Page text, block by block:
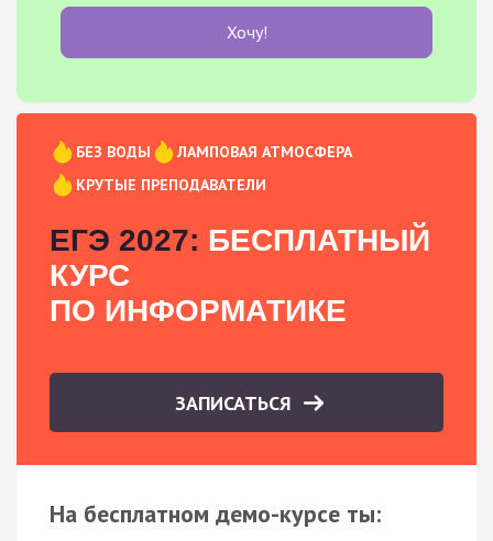
Хочу!
БЕЗ ВОДЫ
ЛАМПОВАЯ АТМОСФЕРА
КРУТЫЕ ПРЕПОДАВАТЕЛИ
ЕГЭ 2027: БЕСПЛАТНЫЙ
КУРС
ПО ИНФОРМАТИКЕ
ЗАПИСАТЬСЯ
На бесплатном демо-курсе ты: